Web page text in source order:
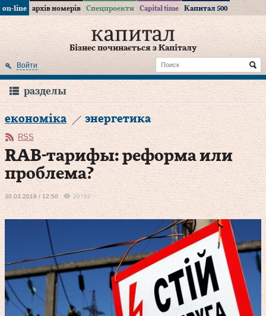
on-line архів номерів Спецпроекти Capital time Капитал 500
Бізнес починається з Капіталу
Войти
разделы
економіка энергетика
RSS
RAB-тарифы: реформа или
проблема?
30.03.2018 / 12:50 29762